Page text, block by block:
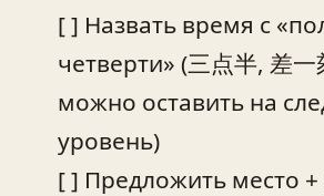
[ ] Назвать время с
четверти» (三点半, 差
можно оставить на
уровень)
[ ] Предложить место +